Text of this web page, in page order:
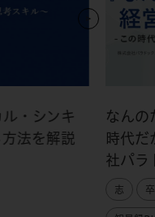
ル・シンキ
法を解説
なんの
時代だ
社パラ
志